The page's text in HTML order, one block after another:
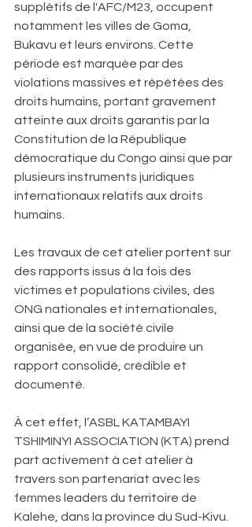
supplétifs de l'AFC/M23, occupent
notamment les villes de Goma,
Bukavu et leurs environs. Cette
période est marquée par des
violations massives et répétées des
droits humains, portant gravement
atteinte aux droits garantis par la
Constitution de la République
démocratique du Congo ainsi que par
plusieurs instruments juridiques
internationaux relatifs aux droits
humains.
Les travaux de cet atelier portent sur
des rapports issus à la fois des
victimes et populations civiles, des
ONG nationales et internationales,
ainsi que de la société civile
organisée, en vue de produire un
rapport consolidé, crédible et
documenté.
À cet effet, l’ASBL KATAMBAYI
TSHIMINYI ASSOCIATION (KTA) prend
part activement à cet atelier à
travers son partenariat avec les
femmes leaders du territoire de
Kalehe, dans la province du Sud-Kivu.